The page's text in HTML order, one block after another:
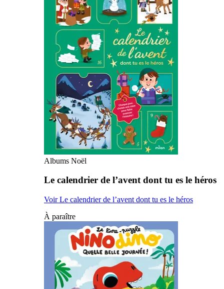
Albums Noël
Le calendrier de l’avent dont tu es le héros
Voir Le calendrier de l’avent dont tu es le héros
À paraître